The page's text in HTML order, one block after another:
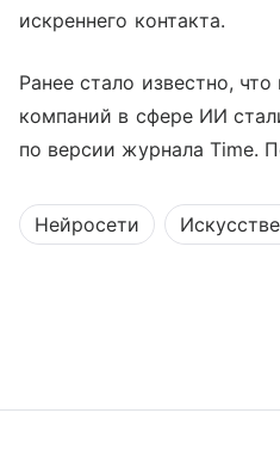
искреннего контакта.
Ранее стало известно,
компаний в сфере ИИ
по версии журнала Time.
Нейросети